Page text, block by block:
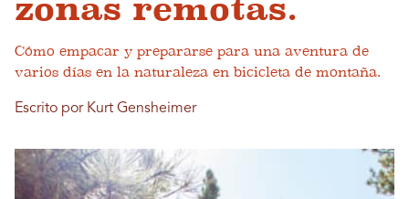
zonas remotas.
Cómo empacar y prepararse para una aventura de
varios días en la naturaleza en bicicleta de montaña.
Escrito por Kurt Gensheimer